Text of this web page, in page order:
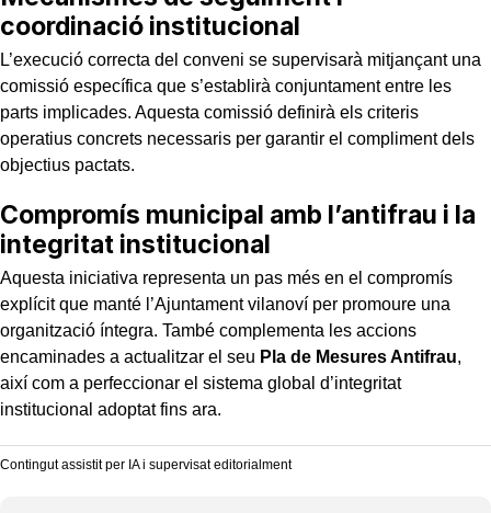
coordinació institucional
L’execució correcta del conveni se supervisarà mitjançant una
comissió específica que s’establirà conjuntament entre les
parts implicades. Aquesta comissió definirà els criteris
operatius concrets necessaris per garantir el compliment dels
objectius pactats.
Compromís municipal amb l’antifrau i la
integritat institucional
Aquesta iniciativa representa un pas més en el compromís
explícit que manté l’Ajuntament vilanoví per promoure una
organització íntegra. També complementa les accions
encaminades a actualitzar el seu Pla de Mesures Antifrau,
així com a perfeccionar el sistema global d’integritat
institucional adoptat fins ara.
Contingut assistit per IA i supervisat editorialment